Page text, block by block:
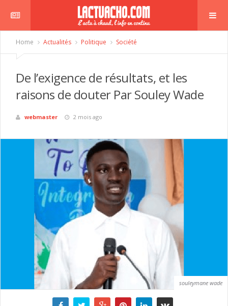
Home Actualités Politique Société
De l’exigence de résultats, et les
raisons de douter Par Souley Wade
webmaster 2 mois ago
souleymane wade